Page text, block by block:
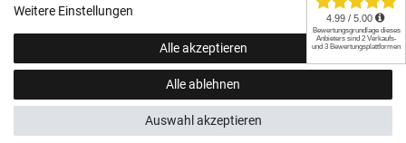
Social Media
Weitere Einstellungen
Alle akzeptieren
Alle ablehnen
Auswahl akzeptieren